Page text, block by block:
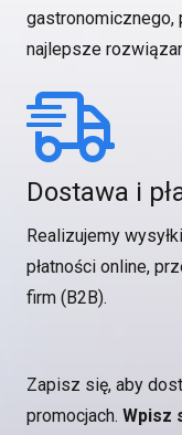
gastronomicznego,
najlepsze
Dostawa i
Realizujemy
płatności online,
firm (B2B).
Zapisz się, aby
promocjach. Wpisz